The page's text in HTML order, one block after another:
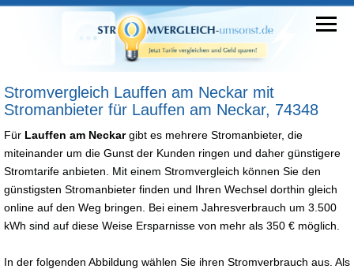
Stromvergleich Lauffen am Neckar mit
Stromanbieter für Lauffen am Neckar, 74348
Für Lauffen am Neckargibt es mehrere Stromanbieter, die
miteinander um die Gunst der Kunden ringen und daher günstigere
Stromtarife anbieten. Mit einem Stromvergleich können Sie den
günstigsten Stromanbieter finden und Ihren Wechsel dorthin gleich
online auf den Weg bringen. Bei einem Jahresverbrauch um 3.500
kWh sind auf diese Weise Ersparnisse von mehr als 350 € möglich.
In der folgenden Abbildung wählen Sie ihren Stromverbrauch aus. Als